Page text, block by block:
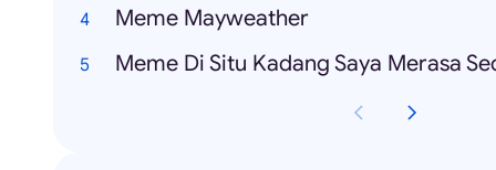
Meme Mayweather
Meme Di Situ Kadang Saya Merasa